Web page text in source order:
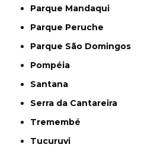
Parque Mandaqui
Parque Peruche
Parque São Domingos
Pompéia
Santana
Serra da Cantareira
Tremembé
Tucuruvi